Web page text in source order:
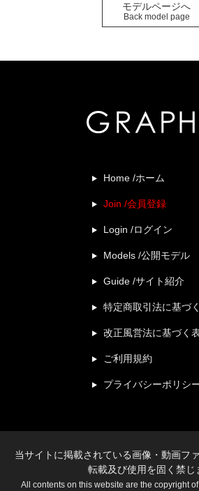
モデルページへ
Back model page
Home /ホーム
Join /会員登録
Login /ログイン
Models /公開モデル
Guide /サイト紹介
特定商取引法に基づ
改正風営法に基づく
ご利用規約
プライバシーポリシ
当サイトに掲載されている画像・動画フ
転載及び使用を固く禁じ
All contents on this website are the copyright